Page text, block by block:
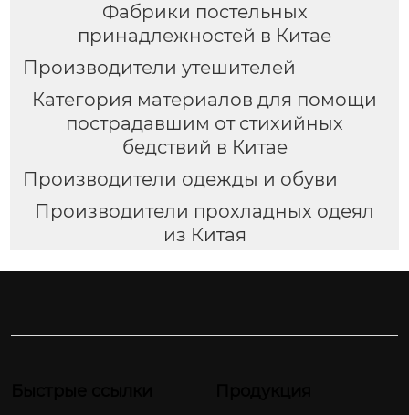
Фабрики постельных
принадлежностей в Китае
Производители утешителей
Категория материалов для помощи
пострадавшим от стихийных
бедствий в Китае
Производители одежды и обуви
Производители прохладных одеял
из Китая